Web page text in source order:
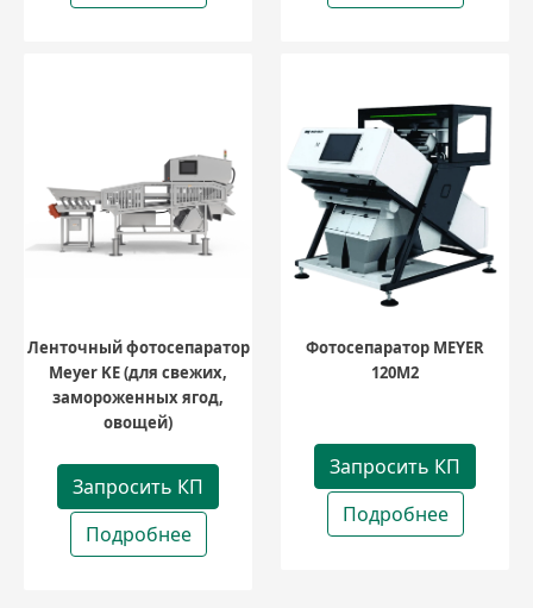
Ленточный фотосепаратор
Meyer KE (для свежих,
замороженных ягод,
овощей)
Запросить КП
Подробнее
Фотосепаратор MEYER
120M2
Запросить КП
Подробнее